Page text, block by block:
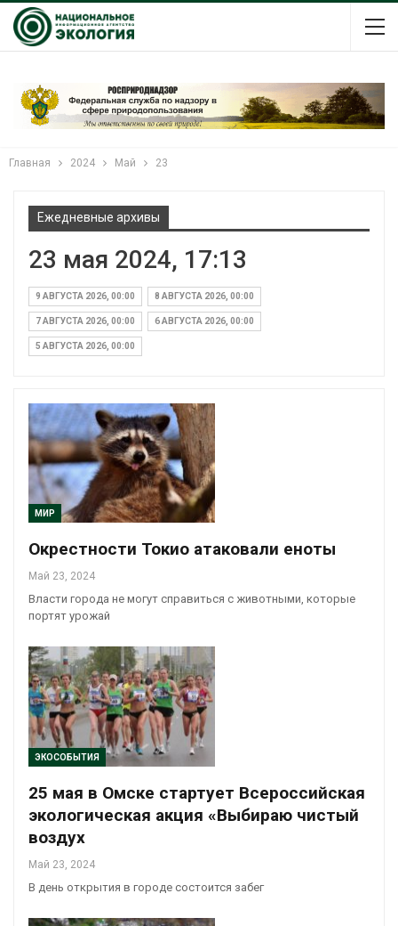
Главная 2024 Май 23
Ежедневные архивы
23 мая 2024, 17:13
9 АВГУСТА 2026, 00:00 8 АВГУСТА 2026, 00:00
7 АВГУСТА 2026, 00:00 6 АВГУСТА 2026, 00:00
5 АВГУСТА 2026, 00:00
МИР
Окрестности Токио атаковали еноты
Май 23, 2024
Власти города не могут справиться с животными, которые
портят урожай
ЭКОСОБЫТИЯ
25 мая в Омске стартует Всероссийская
экологическая акция «Выбираю чистый
воздух
Май 23, 2024
В день открытия в городе состоится забег